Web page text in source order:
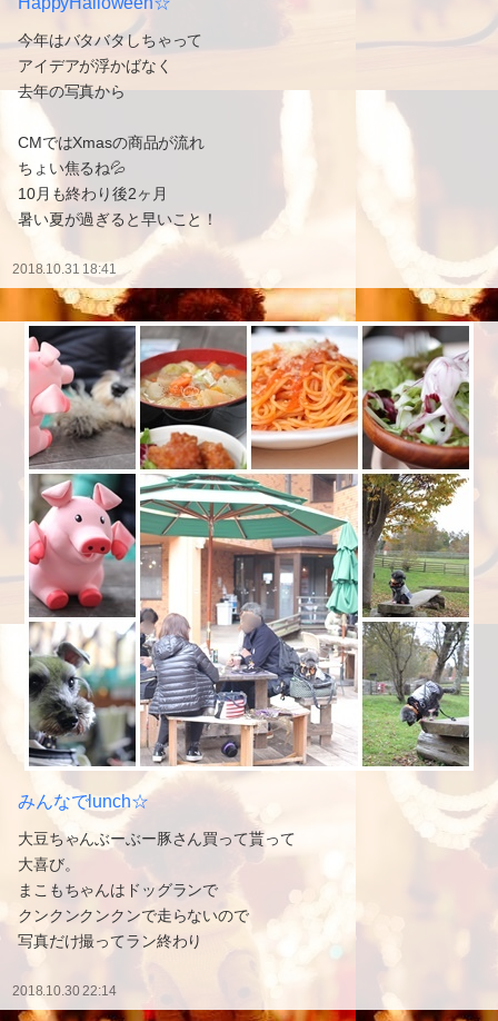
今年はバタバタしちゃって
アイデアが浮かばなく
去年の写真から
CMではXmasの商品が流れ
ちょい焦るね💦
10月も終わり後2ヶ月
暑い夏が過ぎると早いこと！
2018.10.31 18:41
みんなでlunch☆
大豆ちゃんぶーぶー豚さん買って貰って
大喜び。
まこもちゃんはドッグランで
クンクンクンクンで走らないので
写真だけ撮ってラン終わり
2018.10.30 22:14